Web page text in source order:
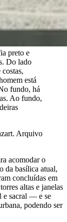
preto e
Do lado
está
fundo, há
Ao fundo,
Arquivo
acomodar o
da basílica atual,
concluídas em
altas e janelas
e sacral — e se
podendo ser